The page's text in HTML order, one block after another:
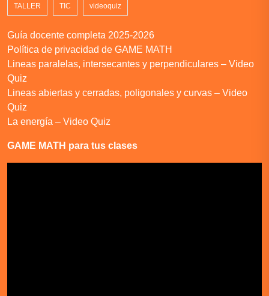
TALLER TIC videoquiz
Guía docente completa 2025-2026
Política de privacidad de GAME MATH
Lineas paralelas, intersecantes y perpendiculares – Video
Quiz
Lineas abiertas y cerradas, poligonales y curvas – Video
Quiz
La energía – Video Quiz
GAME MATH para tus clases